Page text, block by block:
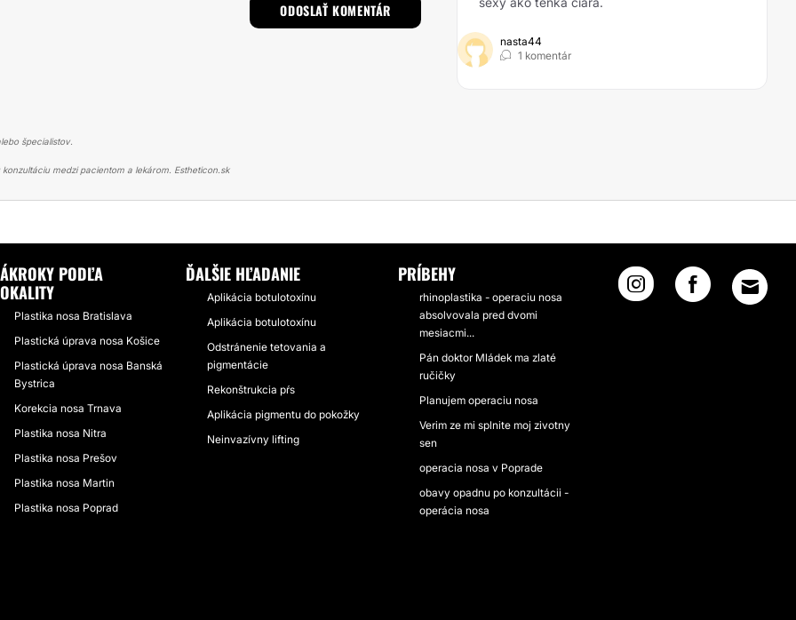
nasta44
1 komentár
špecialistov.
medzi pacientom a lekárom. Estheticon.sk
PODĽA
Plastika nosa Bratislava
Plastická úprava nosa Košice
Plastická úprava nosa Banská
Bystrica
Korekcia nosa Trnava
Plastika nosa Nitra
Plastika nosa Prešov
Plastika nosa Martin
Plastika nosa Poprad
ĎALŠIE HĽADANIE
Aplikácia botulotoxínu
Aplikácia botulotoxínu
Odstránenie tetovania a
pigmentácie
Rekonštrukcia pŕs
Aplikácia pigmentu do pokožky
Neinvazívny lifting
PRÍBEHY
rhinoplastika - operaciu nosa
absolvovala pred dvomi
mesiacmi...
Pán doktor Mládek ma zlaté
ručičky
Planujem operaciu nosa
Verim ze mi splnite moj zivotny
sen
operacia nosa v Poprade
obavy opadnu po konzultácii -
operácia nosa